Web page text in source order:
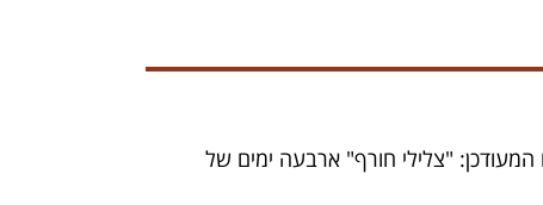
"צלילי חורף" ארבעה ימים של